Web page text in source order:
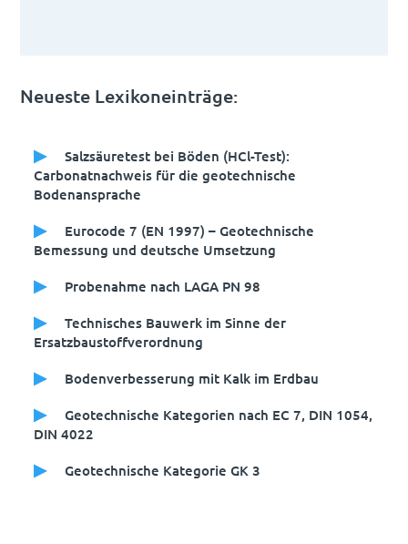
Neueste Lexikoneinträge:
Salzsäuretest bei Böden (HCl-Test):
Carbonatnachweis für die geotechnische
Bodenansprache
Eurocode 7 (EN 1997) – Geotechnische
Bemessung und deutsche Umsetzung
Probenahme nach LAGA PN 98
Technisches Bauwerk im Sinne der
Ersatzbaustoffverordnung
Bodenverbesserung mit Kalk im Erdbau
Geotechnische Kategorien nach EC 7, DIN 1054,
DIN 4022
Geotechnische Kategorie GK 3